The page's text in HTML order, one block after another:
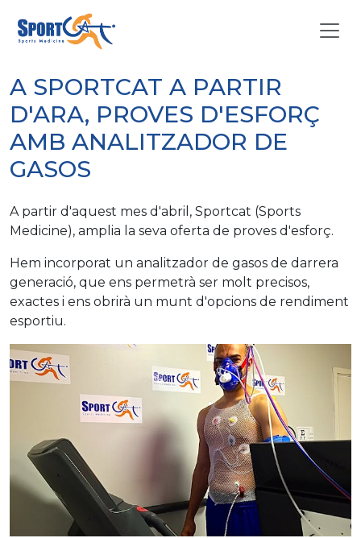
A SPORTCAT A PARTIR
D'ARA, PROVES D'ESFORÇ
AMB ANALITZADOR DE
GASOS
A partir d'aquest mes d'abril, Sportcat (Sports
Medicine), amplia la seva oferta de proves d'esforç.
Hem incorporat un analitzador de gasos de darrera
generació, que ens permetrà ser molt precisos,
exactes i ens obrirà un munt d'opcions de rendiment
esportiu.